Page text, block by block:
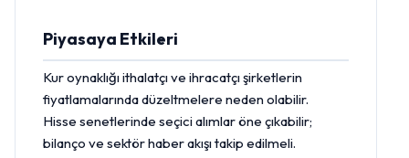
Piyasaya Etkileri
Kur oynaklığı ithalatçı ve ihracatçı şirketlerin
fiyatlamalarında düzeltmelere neden olabilir.
Hisse senetlerinde seçici alımlar öne çıkabilir;
bilanço ve sektör haber akışı takip edilmeli.